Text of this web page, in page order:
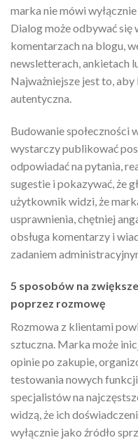
marka nie mówi
Dialog może odbywać się
komentarzach na blogu,
newsletterach, ankietach
Najważniejsze jest to,
autentyczna.
Budowanie społeczności
wystarczy publikować
odpowiadać na pytania,
sugestie i pokazywać, że
użytkownik widzi, że
usprawnienia, chętniej
obsługa komentarzy i
zadaniem
5 sposobów na
poprzez rozmowę
Rozmowa z klientami
sztuczna. Marka może
opinie po zakupie,
testowania nowych
specjalistów na
widzą, że ich
wyłącznie jako źródło